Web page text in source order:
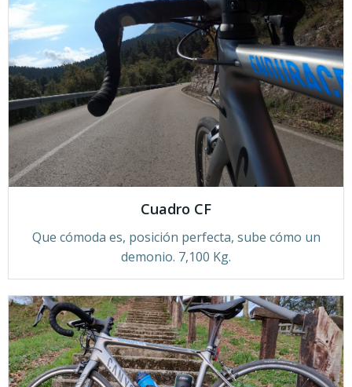
Cuadro CF
Que cómoda es, posición perfecta, sube cómo un
demonio. 7,100 Kg.